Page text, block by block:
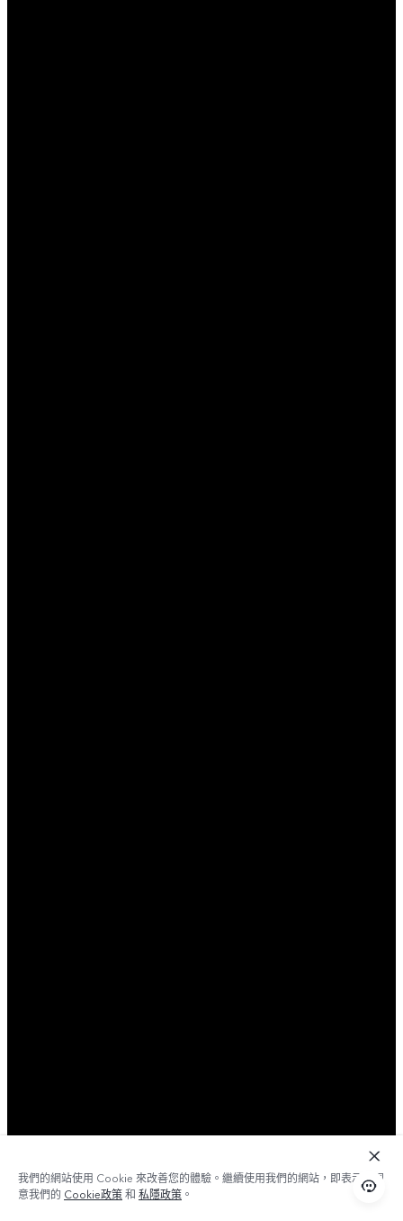
我們的網站使用 Cookie 來改善您的體驗。繼續使用我們的網站，即表示您同
意我們的 Cookie政策和 私隱政策 。